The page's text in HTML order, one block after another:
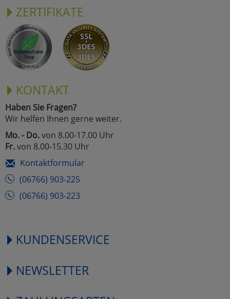
ZERTIFIKATE
KONTAKT
Haben Sie Fragen?
Wir helfen Ihnen gerne weiter.
Mo. - Do.von 8.00-17.00 Uhr
Fr.von 8.00-15.30 Uhr
Kontaktformular
(06766) 903-225
(06766) 903-223
KUNDENSERVICE
NEWSLETTER